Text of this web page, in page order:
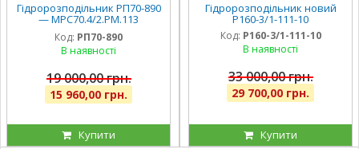
Гідророзподільник РП70-890
— МРС70.4/2.РМ.113
(рівніший МРС70.4/2.РМ.111)
Код: РП70-890
В наявності
19 000,00 грн.
15 960,00 грн.
Купити
Гідророзподільник новий
Р160-3/1-111-10
Код: Р160-3/1-111-10
В наявності
33 000,00 грн.
29 700,00 грн.
Купити